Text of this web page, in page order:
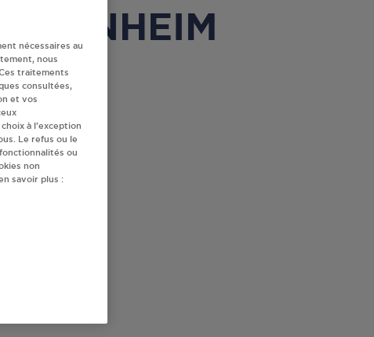
nécessaires au
nous
traitements
consultées,
et vos
à l’exception
Le refus ou le
ou
non
savoir plus :